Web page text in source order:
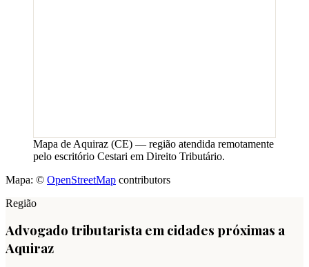
Mapa de Aquiraz (CE) — região atendida remotamente
pelo escritório Cestari em Direito Tributário.
Mapa: © OpenStreetMap contributors
Região
Advogado tributarista em cidades próximas a
Aquiraz